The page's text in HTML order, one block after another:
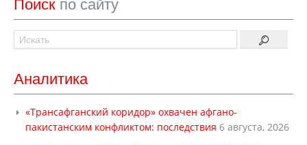
Поиск по сайту
Аналитика
«Трансафганский коридор» охвачен афгано-
пакистанским конфликтом: последствия 6 августа, 2026